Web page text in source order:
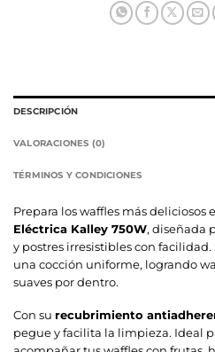
DESCRIPCIÓN
VALORACIONES (0)
TÉRMINOS Y CONDICIONES
Prepara los waffles más deliciosos
Eléctrica Kalley 750W, diseñada
y postres irresistibles con facilidad.
una cocción uniforme, logrando
suaves por dentro.
Con su recubrimiento
pegue y facilita la limpieza. Ideal